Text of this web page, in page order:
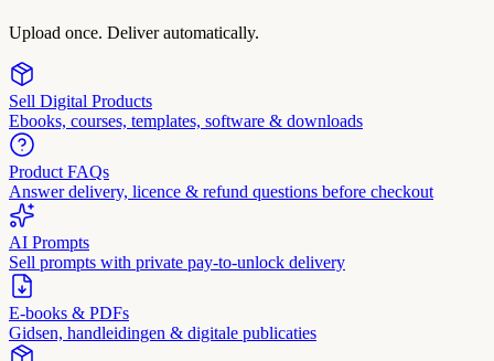
Upload once. Deliver automatically.
Sell Digital Products
Ebooks, courses, templates, software & downloads
Product FAQs
Answer delivery, licence & refund questions before checkout
AI Prompts
Sell prompts with private pay-to-unlock delivery
E-books & PDFs
Gidsen, handleidingen & digitale publicaties